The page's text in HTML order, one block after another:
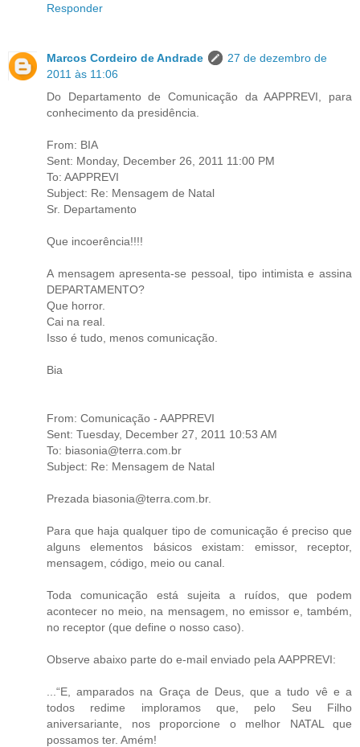
Responder
Marcos Cordeiro de Andrade
27 de dezembro de
2011 às 11:06
Do Departamento de Comunicação da AAPPREVI, para
conhecimento da presidência.
From: BIA
Sent: Monday, December 26, 2011 11:00 PM
To: AAPPREVI
Subject: Re: Mensagem de Natal
Sr. Departamento
Que incoerência!!!!
A mensagem apresenta-se pessoal, tipo intimista e assina
DEPARTAMENTO?
Que horror.
Cai na real.
Isso é tudo, menos comunicação.
Bia
From: Comunicação - AAPPREVI
Sent: Tuesday, December 27, 2011 10:53 AM
To: biasonia@terra.com.br
Subject: Re: Mensagem de Natal
Prezada biasonia@terra.com.br.
Para que haja qualquer tipo de comunicação é preciso que
alguns elementos básicos existam: emissor, receptor,
mensagem, código, meio ou canal.
Toda comunicação está sujeita a ruídos, que podem
acontecer no meio, na mensagem, no emissor e, também,
no receptor (que define o nosso caso).
Observe abaixo parte do e-mail enviado pela AAPPREVI:
...“E, amparados na Graça de Deus, que a tudo vê e a
todos redime imploramos que, pelo Seu Filho
aniversariante, nos proporcione o melhor NATAL que
possamos ter. Amém!